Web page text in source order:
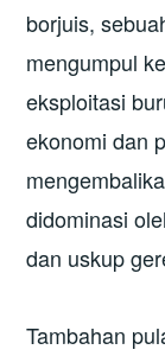
borjuis,
mengumpul
eksploitasi
ekonomi dan
didominasi
dan uskup
Tambahan